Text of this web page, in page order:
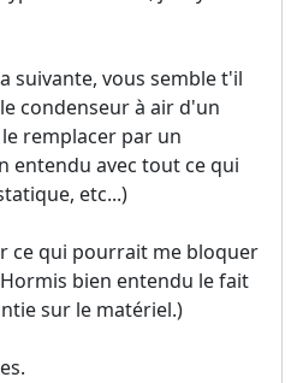
suivante, vous semble t'il
condenseur à air d'un
remplacer par un
entendu avec tout ce qui
etc...)
ce qui pourrait me bloquer
bien entendu le fait
sur le matériel.)